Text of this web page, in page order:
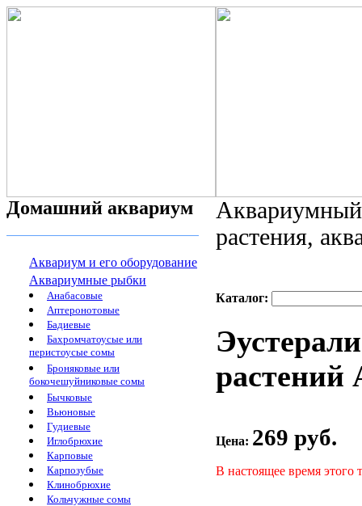
Домашний аквариум
Аквариум и его оборудование
Аквариумные рыбки
Анабасовые
Аптеронотовые
Бадиевые
Бахромчатоусые или
перистоусые сомы
Броняковые или
бокочешуйниковые сомы
Бычковые
Вьюновые
Гудиевые
Иглобрюхие
Карповые
Карпозубые
Клинобрюхие
Кольчужные сомы
растения,
Каталог:
растений
Цена: 269 руб.
В настоящее время этого